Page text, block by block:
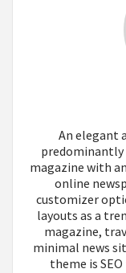
An elegant
predominantly
magazine with
online
customizer
layouts as a
magazine,
minimal news
theme is